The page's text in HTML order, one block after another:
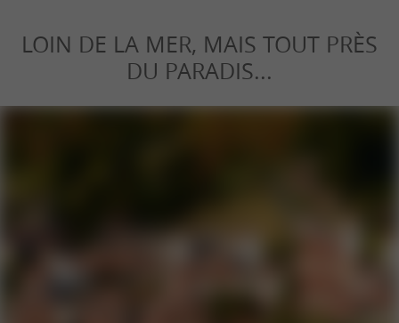
LOIN DE LA MER, MAIS TOUT PRÈS
DU PARADIS...